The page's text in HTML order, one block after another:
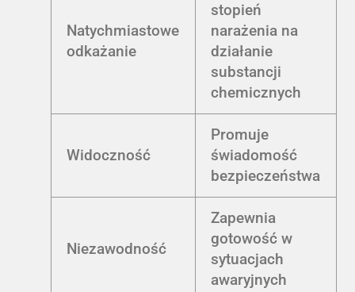
Natychmiastowe
odkażanie
stopień
narażenia na
działanie
substancji
chemicznych
Widoczność
Promuje
świadomość
bezpieczeństwa
Niezawodność
Zapewnia
gotowość w
sytuacjach
awaryjnych